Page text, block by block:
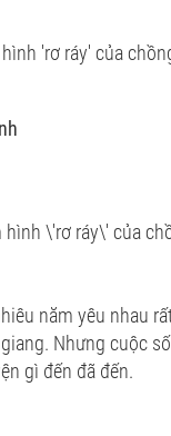
'rơ ráy' của
\'rơ ráy\' của
năm yêu nhau
Nhưng cuộc
gì đến đã đến.